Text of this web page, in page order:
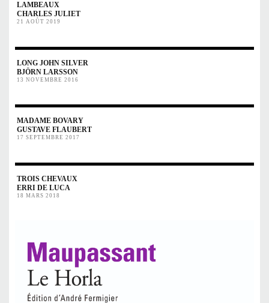
LAMBEAUX
CHARLES JULIET
21 AOÛT 2019
LONG JOHN SILVER
BJÖRN LARSSON
13 NOVEMBRE 2016
MADAME BOVARY
GUSTAVE FLAUBERT
17 SEPTEMBRE 2017
TROIS CHEVAUX
ERRI DE LUCA
18 MARS 2018